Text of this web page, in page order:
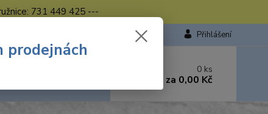
731 449 425 ---
Přihlášení
rady? Zavolejte.
0 ks
za 0,00 Kč
prodejnách